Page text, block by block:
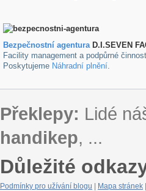
Bezpečnostní agenturaD.I.SEVEN
Facility management a podpůrné
Poskytujeme Náhradní plnění.
Překlepy: Lidé
handikep, ...
Důležité
Podmínky pro užívání blogu Mapa stránek